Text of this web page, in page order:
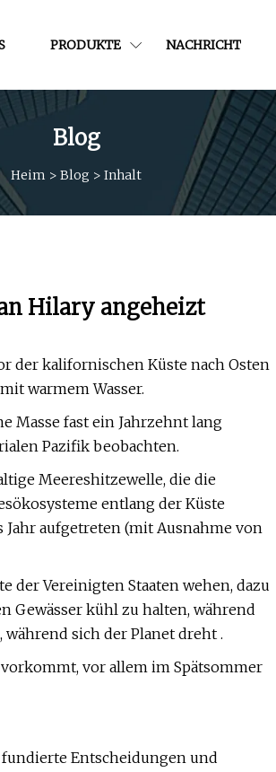
PRODUKTE NACHRICHT
Blog
Heim > Blog > Inhalt
Hilary angeheizt
der kalifornischen Küste nach Osten
warmem Wasser.
Masse fast ein Jahrzehnt lang
Pazifik beobachten.
Meereshitzewelle, die die
entlang der Küste
aufgetreten (mit Ausnahme von
der Vereinigten Staaten wehen, dazu
Gewässer kühl zu halten, während
sich der Planet dreht .
vor allem im Spätsommer
Entscheidungen und